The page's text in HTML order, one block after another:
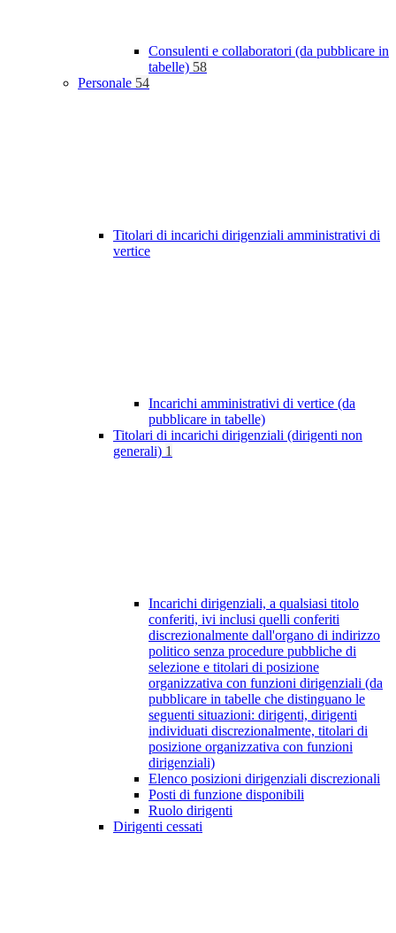
Consulenti e collaboratori (da pubblicare in
tabelle) 58
Personale 54
Titolari di incarichi dirigenziali amministrativi di
vertice
Incarichi amministrativi di vertice (da
pubblicare in tabelle)
Titolari di incarichi dirigenziali (dirigenti non
generali) 1
Incarichi dirigenziali, a qualsiasi titolo
conferiti, ivi inclusi quelli conferiti
discrezionalmente dall'organo di indirizzo
politico senza procedure pubbliche di
selezione e titolari di posizione
organizzativa con funzioni dirigenziali (da
pubblicare in tabelle che distinguano le
seguenti situazioni: dirigenti, dirigenti
individuati discrezionalmente, titolari di
posizione organizzativa con funzioni
dirigenziali)
Elenco posizioni dirigenziali discrezionali
Posti di funzione disponibili
Ruolo dirigenti
Dirigenti cessati